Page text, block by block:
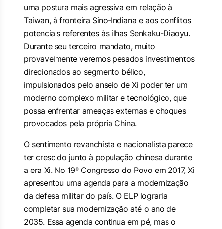
uma postura mais agressiva em relação à
Taiwan, à fronteira Sino-Indiana e aos conflitos
potenciais referentes às ilhas Senkaku-Diaoyu.
Durante seu terceiro mandato, muito
provavelmente veremos pesados investimentos
direcionados ao segmento bélico,
impulsionados pelo anseio de Xi poder ter um
moderno complexo militar e tecnológico, que
possa enfrentar ameaças externas e choques
provocados pela própria China.
O sentimento revanchista e nacionalista parece
ter crescido junto à população chinesa durante
a era Xi. No 19º Congresso do Povo em 2017, Xi
apresentou uma agenda para a modernização
da defesa militar do país. O ELP lograria
completar sua modernização até o ano de
2035. Essa agenda continua em pé, mas o